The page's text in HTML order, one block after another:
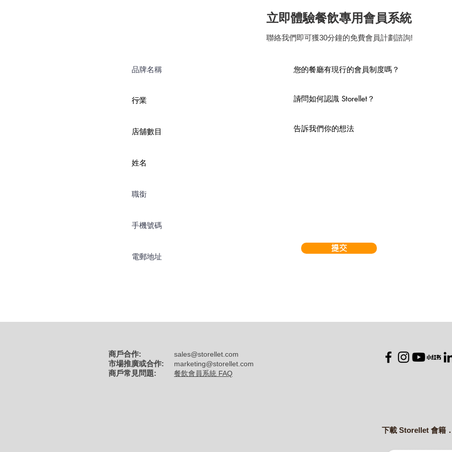
立即體驗餐飲專用會員系統
聯絡我們即可獲30分鐘的免費會員計劃諮詢!
提交
商戶合作:
市場推廣或合作:
商戶常見問題:
sales@storellet.com
marketing@storellet.com
餐飲會員系統 FAQ
下載 Storellet 會籍